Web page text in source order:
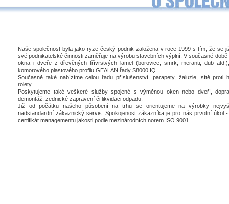
Naše společnost byla jako ryze český podnik založena v roce 1999 s tím, že se
své podnikatelské činnosti zaměřuje na výrobu stavebních výplní. V současné
okna i dveře z dřevěných třívrstvých lamel (borovice, smrk, meranti, dub
komorového plastového profilu GEALAN řady S8000 IQ.
Současně také nabízíme celou řadu příslušenství, parapety, žaluzie, sítě proti
rolety.
Poskytujeme také veškeré služby spojené s výměnou oken nebo dveří,
demontáž, zednické zapravení či likvidaci odpadu.
Již od počátku našeho působení na trhu se orientujeme na výrobky
nadstandardní zákaznický servis. Spokojenost zákazníka je pro nás prvotní úkol
certifikát managementu jakosti podle mezinárodních norem ISO 9001.